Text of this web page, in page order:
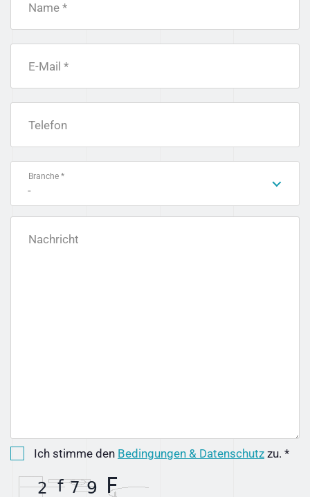
Name *
E-Mail *
Telefon
Branche *
-
Nachricht
Ich stimme den Bedingungen & Datenschutz zu. *